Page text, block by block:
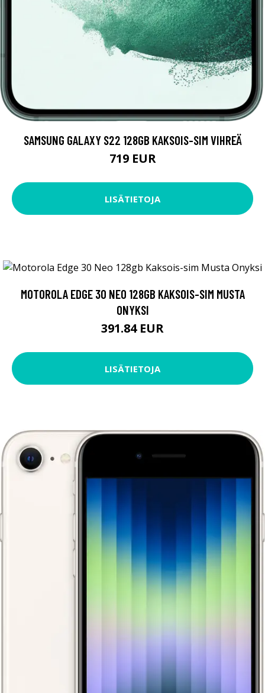
SAMSUNG GALAXY S22 128GB KAKSOIS-SIM VIHREÄ
719 EUR
LISÄTIETOJA
MOTOROLA EDGE 30 NEO 128GB KAKSOIS-SIM MUSTA
ONYKSI
391.84 EUR
LISÄTIETOJA